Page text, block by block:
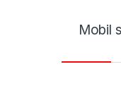
Mobil